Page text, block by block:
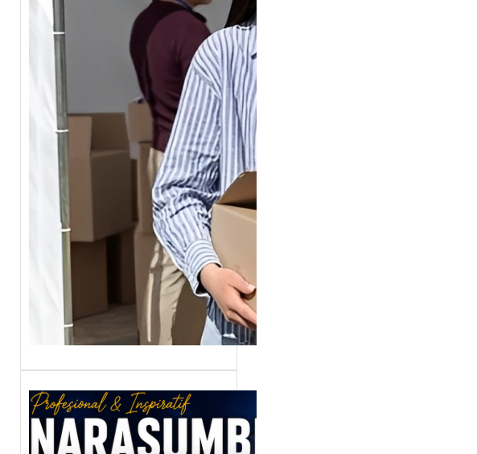
Tik Tok Buat
Jualan, Gimana
Strateginya ?
Baca Juga Cara
Berjualan Di Tiktokshop
TikTok menjadi tempat